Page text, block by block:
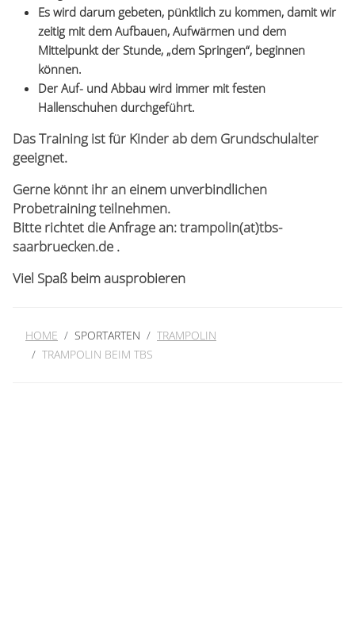
Es wird darum gebeten, pünktlich zu kommen, damit wir
zeitig mit dem Aufbauen, Aufwärmen und dem
Mittelpunkt der Stunde, „dem Springen“, beginnen
können.
Der Auf- und Abbau wird immer mit festen
Hallenschuhen durchgeführt.
Das Training ist für Kinder ab dem Grundschulalter
geeignet.
Gerne könnt ihr an einem unverbindlichen
Probetraining teilnehmen.
Bitte richtet die Anfragean:trampolin(at)tbs-
saarbruecken.de .
Viel Spaß beim ausprobieren
HOME SPORTARTEN
TRAMPOLIN
TRAMPOLIN BEIM TBS